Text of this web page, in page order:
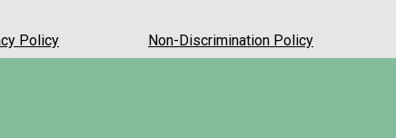
Policy
Non-Discrimination Policy